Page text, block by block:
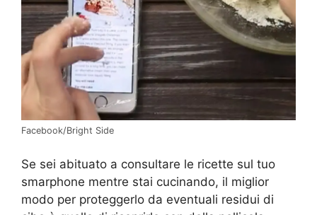
Facebook/Bright Side
Se sei abituato a consultare le ricette sul tuo
smarphone mentre stai cucinando, il miglior
modo per proteggerlo da eventuali residui di